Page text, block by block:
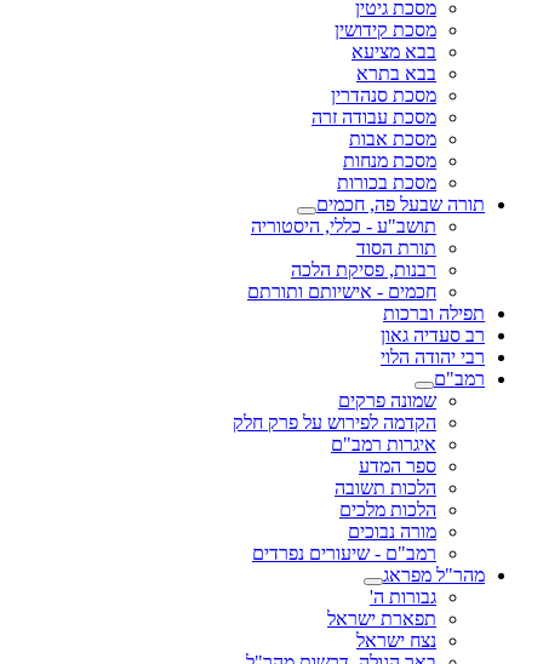
מסכת גיטין
מסכת קידושין
בבא מציעא
בבא בתרא
מסכת סנהדרין
מסכת עבודה זרה
מסכת אבות
מסכת מנחות
מסכת בכורות
תורה שבעל פה, חכמים
תושב"ע - כללי, היסטוריה
תורת הסוד
רבנות, פסיקת הלכה
חכמים - אישיותם ותורתם
תפילה וברכות
רב סעדיה גאון
רבי יהודה הלוי
רמב"ם
שמונה פרקים
הקדמה לפירוש על פרק חלק
איגרות רמב"ם
ספר המדע
הלכות תשובה
הלכות מלכים
מורה נבוכים
רמב"ם - שיעורים נפרדים
מהר"ל מפראג
גבורות ה'
תפארת ישראל
נצח ישראל